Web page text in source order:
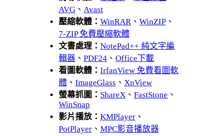
AVG 、 Avast
壓縮軟體： WinRAR、 WinZIP 、
7-ZIP 免費壓縮軟體
文書處理： NotePad++ 純文字編
輯器 、 PDF24 、 Office下載
看圖軟體： IrfanView 免費看圖軟
體 、 ImageGlass 、 XnView
螢幕抓圖： ShareX 、 FastStone 、
WinSnap
影片播放： KMPlayer 、
PotPlayer 、 MPC影音播放器